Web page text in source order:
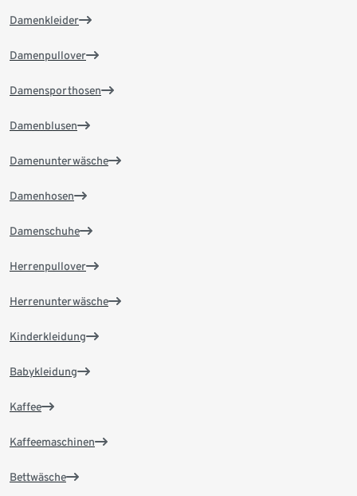
Damenkleider
Damenpullover
Damensporthosen
Damenblusen
Damenunterwäsche
Damenhosen
Damenschuhe
Herrenpullover
Herrenunterwäsche
Kinderkleidung
Babykleidung
Kaffee
Kaffeemaschinen
Bettwäsche